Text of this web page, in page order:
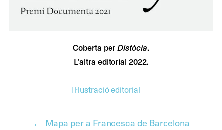
Coberta perDistòcia.
L’altra editorial 2022.
Il·lustració editorial
Previous
Mapa per a Francesca de Barcelona